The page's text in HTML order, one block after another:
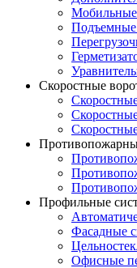
Скоростные
Профильные
Фасадные
Офисные